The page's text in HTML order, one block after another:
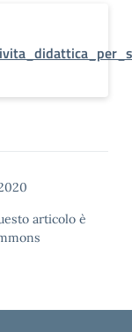
articolo è